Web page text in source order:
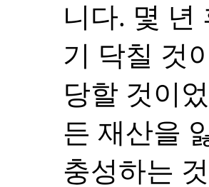
니다. 몇 년
기 닥칠 것
당할 것이
든 재산을
충성하는